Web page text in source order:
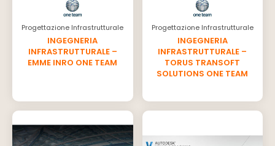
Progettazione Infrastrutturale
INGEGNERIA
INFRASTRUTTURALE –
EMME INRO ONE TEAM
Progettazione Infrastrutturale
INGEGNERIA
INFRASTRUTTURALE –
TORUS TRANSOFT
SOLUTIONS ONE TEAM